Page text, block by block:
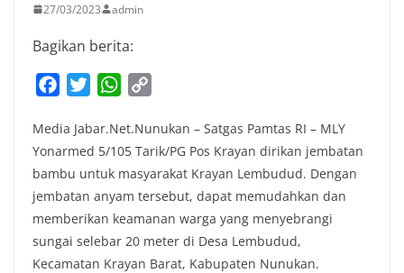
27/03/2023 admin
Bagikan berita:
c
e
b
o
o
k
i
t
t
e
r
W
a
t
s
A
p
p
p
y
L
i
n
k
Media Jabar.Net.Nunukan – Satgas Pamtas RI – MLY
Yonarmed 5/105 Tarik/PG Pos Krayan dirikan jembatan
bambu untuk masyarakat Krayan Lembudud. Dengan
jembatan anyam tersebut, dapat memudahkan dan
memberikan keamanan warga yang menyebrangi
sungai selebar 20 meter di Desa Lembudud,
Kecamatan Krayan Barat, Kabupaten Nunukan.